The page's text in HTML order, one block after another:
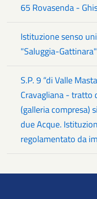
65 Rovasenda -
Istituzione senso
"Saluggia-
S.P. 9 “di Valle
Cravagliana - tratto
(galleria compresa)
due Acque.
regolamentato da